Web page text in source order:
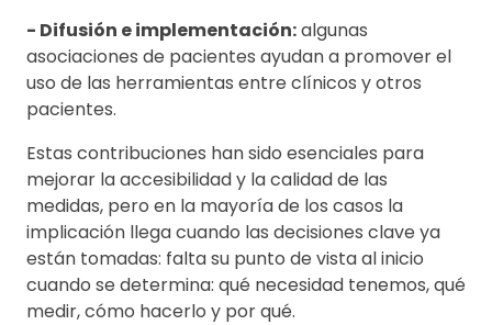
- Difusión e implementación:algunas
asociaciones de pacientes ayudan a promover el
uso de las herramientas entre clínicos y otros
pacientes.
Estas contribuciones han sido esenciales para
mejorar la accesibilidad y la calidad de las
medidas, pero en la mayoría de los casos la
implicación llega cuando las decisiones clave ya
están tomadas: falta su punto de vista al inicio
cuando se determina: qué necesidad tenemos, qué
medir, cómo hacerlo y por qué.